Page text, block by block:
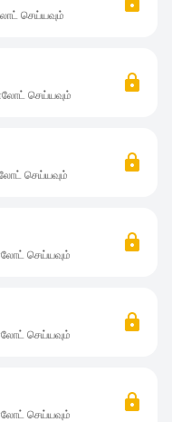
செய்யவும்
செய்யவும்
செய்யவும்
செய்யவும்
செய்யவும்
செய்யவும்